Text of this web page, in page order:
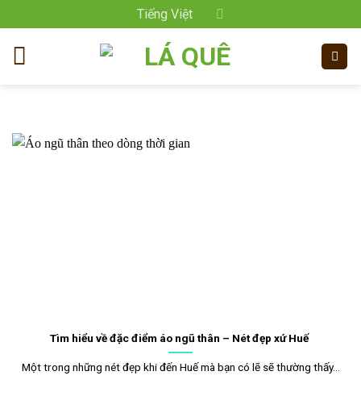
qua
nội
dung
Tiếng Việt
Tìm hiểu về đặc điểm áo ngũ thân – Nét đẹp xứ Huế
Một trong những nét đẹp khi đến Huế mà bạn có lẽ sẽ thường thấy...